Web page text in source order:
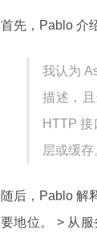
首先，Pablo 介
我认为
描述，
HTTP
层或缓存
随后，Pablo 解
要地位。 > 从